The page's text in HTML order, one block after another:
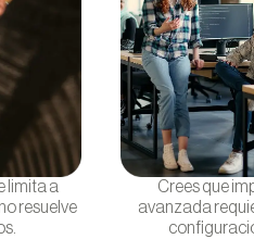
limita a
resuelve
Crees que
avanzada